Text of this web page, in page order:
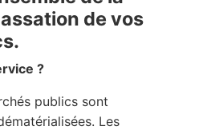
de vos
?
publics sont
Les